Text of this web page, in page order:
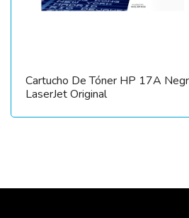
Cartucho De Tóner HP 17A
LaserJet Original